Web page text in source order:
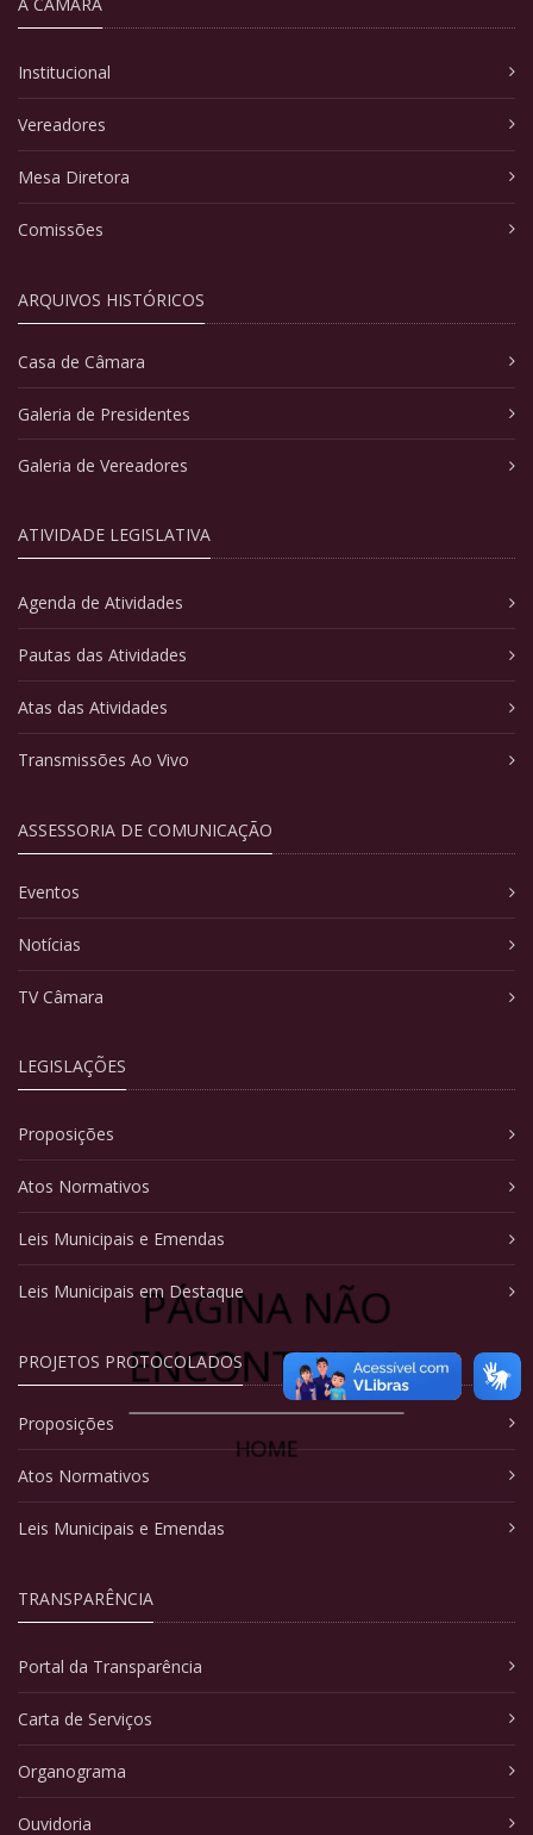
PÁGINA NÃO
ENCONTRADA
HOME
Institucional
Vereadores
Mesa Diretora
Comissões
ARQUIVOS HISTÓRICOS
Casa de Câmara
Galeria de Presidentes
Galeria de Vereadores
ATIVIDADE LEGISLATIVA
Agenda de Atividades
Pautas das Atividades
Atas das Atividades
Transmissões Ao Vivo
ASSESSORIA DE COMUNICAÇÃO
Eventos
Notícias
TV Câmara
LEGISLAÇÕES
Proposições
Atos Normativos
Leis Municipais e Emendas
Leis Municipais em Destaque
PROJETOS PROTOCOLADOS
Proposições
Atos Normativos
Leis Municipais e Emendas
TRANSPARÊNCIA
Portal da Transparência
Carta de Serviços
Organograma
Ouvidoria